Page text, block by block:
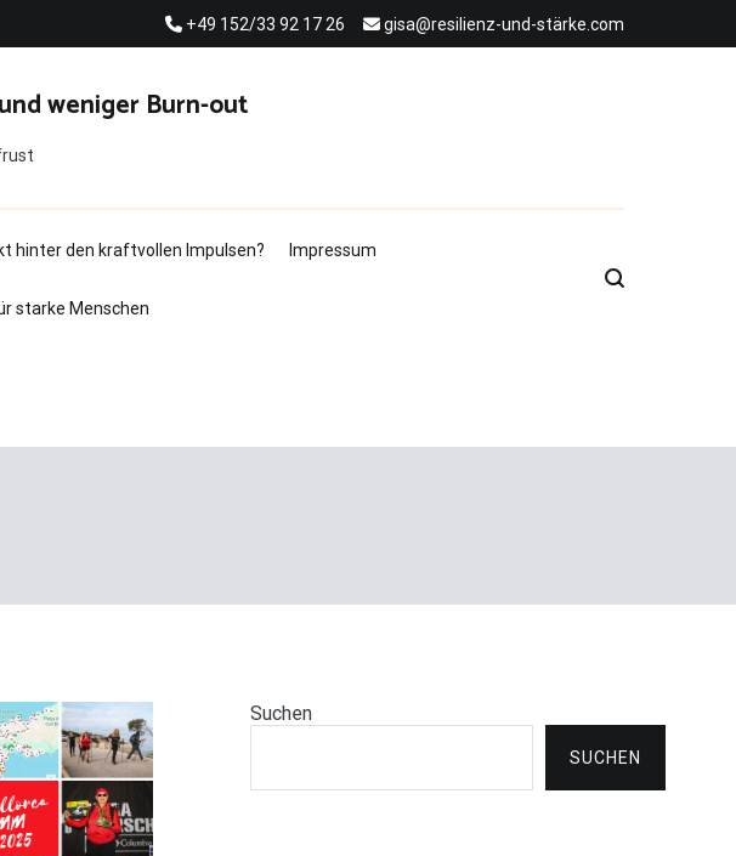
+49 152/33 92 17 26 gisa@resilienz-und-stärke.com
weniger Burn-out
hinter den kraftvollen Impulsen? Impressum
starke Menschen
Suchen
SUCHEN